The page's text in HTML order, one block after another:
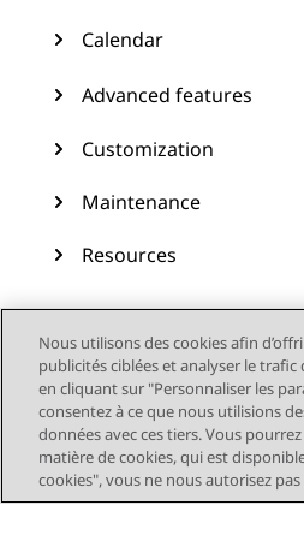
Calendar
Advanced features
Customization
Maintenance
Resources
Nous utilisons des cookies afin
publicités ciblées et analyser le
en cliquant sur "Personnaliser les
consentez à ce que nous utilisions
données avec ces tiers. Vous
matière de cookies, qui est
cookies", vous ne nous autorisez